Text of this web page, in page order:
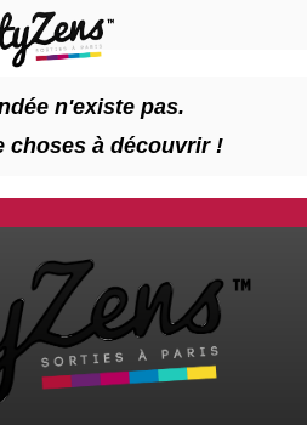
n'existe pas.
choses à découvrir !